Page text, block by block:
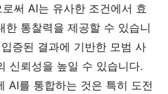
써 AI는 유사한 조건에서 효
한 통찰력을 제공할 수 있습니
증된 결과에 기반한 모범 사
신뢰성을 높일 수 있습니다.
AI를 통합하는 것은 특히 도전